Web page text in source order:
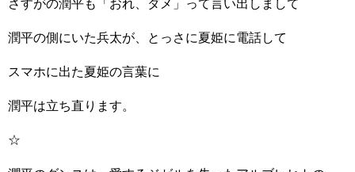
さすがの潤平も「おれ、ダメ」って言い出しまして
潤平の側にいた兵太が、とっさに夏姫に電話して
スマホに出た夏姫の言葉に
潤平は立ち直ります。
☆